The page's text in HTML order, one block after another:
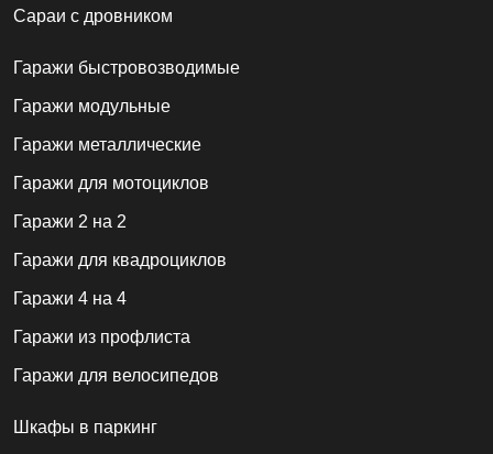
Сараи с дровником
Гаражи быстровозводимые
Гаражи модульные
Гаражи металлические
Гаражи для мотоциклов
Гаражи 2 на 2
Гаражи для квадроциклов
Гаражи 4 на 4
Гаражи из профлиста
Гаражи для велосипедов
Шкафы в паркинг